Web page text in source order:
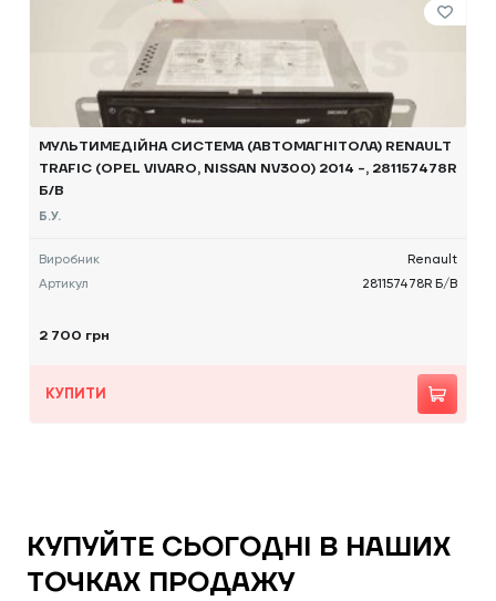
МУЛЬТИМЕДІЙНА СИСТЕМА (АВТОМАГНІТОЛА) RENAULT
TRAFIC (OPEL VIVARO, NISSAN NV300) 2014 -, 281157478R
Б/В
Б.У.
Виробник
Renault
Артикул
281157478R Б/В
2 700 грн
КУПИТИ
КУПУЙТЕ СЬОГОДНІ В НАШИХ
ТОЧКАХ ПРОДАЖУ